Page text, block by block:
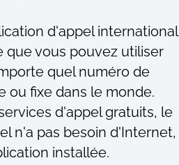
d'appel international
que vous pouvez utiliser
quel numéro de
ou fixe dans le monde.
d'appel gratuits, le
n'a pas besoin d'Internet,
installée.